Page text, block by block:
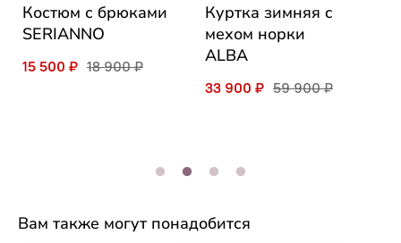
Костюм с брюками
SERIANNO
15 500 ₽ 18 900 ₽
Куртка зимняя c
мехом норки
ALBA
33 900 ₽ 59 900 ₽
Вам также могут понадобится